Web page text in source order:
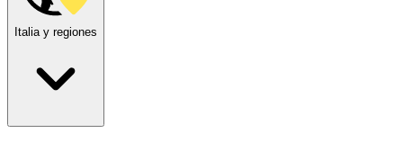
Italia y regiones